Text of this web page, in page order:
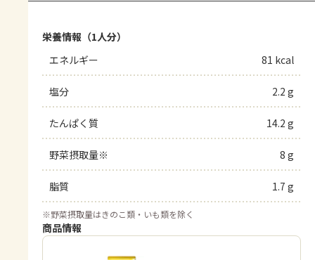
栄養情報（1人分）
エネルギー
81 kcal
塩分 2.2 g
たんぱく質 14.2 g
野菜摂取量※ 8 g
脂質 1.7 g
※野菜摂取量はきのこ類・いも類を除く
商品情報